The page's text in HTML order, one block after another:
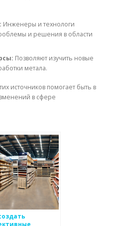
Инженеры и технологи
и решения в области
Позволяют изучить новые
метала.
источников помогает быть в
в сфере